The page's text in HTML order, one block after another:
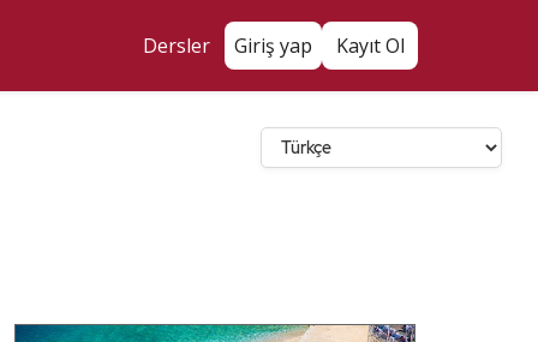
Dersler Giriş yap Kayıt Ol
Dil Seçin